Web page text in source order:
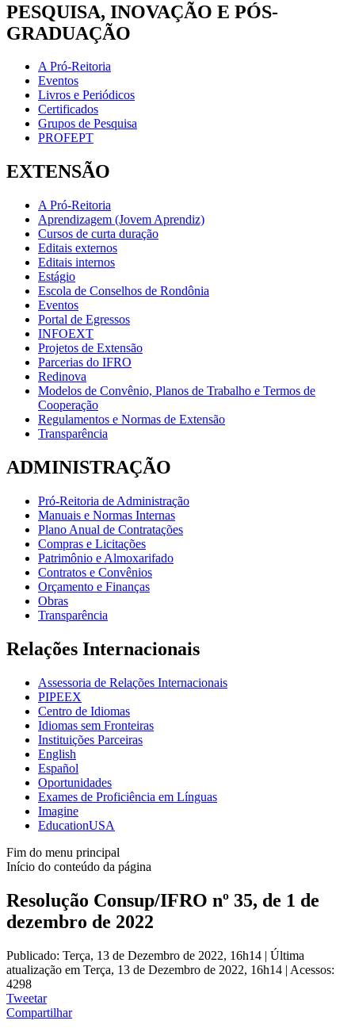
PESQUISA, INOVAÇÃO E PÓS-
GRADUAÇÃO
A Pró-Reitoria
Eventos
Livros e Periódicos
Certificados
Grupos de Pesquisa
PROFEPT
EXTENSÃO
A Pró-Reitoria
Aprendizagem (Jovem Aprendiz)
Cursos de curta duração
Editais externos
Editais internos
Estágio
Escola de Conselhos de Rondônia
Eventos
Portal de Egressos
INFOEXT
Projetos de Extensão
Parcerias do IFRO
Redinova
Modelos de Convênio, Planos de Trabalho e Termos de
Cooperação
Regulamentos e Normas de Extensão
Transparência
ADMINISTRAÇÃO
Pró-Reitoria de Administração
Manuais e Normas Internas
Plano Anual de Contratações
Compras e Licitações
Patrimônio e Almoxarifado
Contratos e Convênios
Orçamento e Finanças
Obras
Transparência
Relações Internacionais
Assessoria de Relações Internacionais
PIPEEX
Centro de Idiomas
Idiomas sem Fronteiras
Instituições Parceiras
English
Español
Oportunidades
Exames de Proficiência em Línguas
Imagine
EducationUSA
Fim do menu principal
Início do conteúdo da página
Resolução Consup/IFRO nº 35, de 1 de
dezembro de 2022
Publicado: Terça, 13 de Dezembro de 2022, 16h14 | Última
atualização em Terça, 13 de Dezembro de 2022, 16h14 | Acessos:
4298
Tweetar
Compartilhar